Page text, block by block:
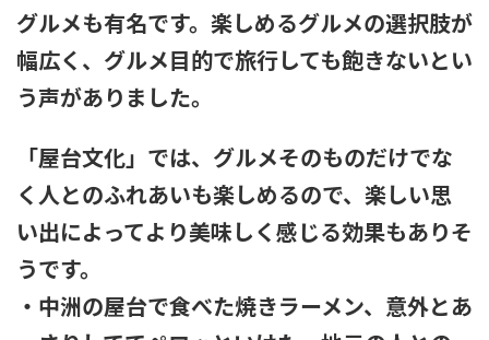
グルメも有名です。楽しめるグルメの選択肢が
幅広く、グルメ目的で旅行しても飽きないとい
う声がありました。
「屋台文化」では、グルメそのものだけでな
く人とのふれあいも楽しめるので、楽しい思
い出によってより美味しく感じる効果もありそ
うです。
・中洲の屋台で食べた焼きラーメン、意外とあ